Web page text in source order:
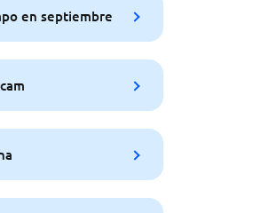
en septiembre